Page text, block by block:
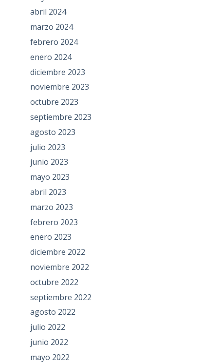
abril 2024
marzo 2024
febrero 2024
enero 2024
diciembre 2023
noviembre 2023
octubre 2023
septiembre 2023
agosto 2023
julio 2023
junio 2023
mayo 2023
abril 2023
marzo 2023
febrero 2023
enero 2023
diciembre 2022
noviembre 2022
octubre 2022
septiembre 2022
agosto 2022
julio 2022
junio 2022
mayo 2022